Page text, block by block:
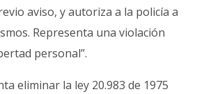
aviso, y autoriza a la policía a
Representa una violación
personal”.
eliminar la ley 20.983 de 1975